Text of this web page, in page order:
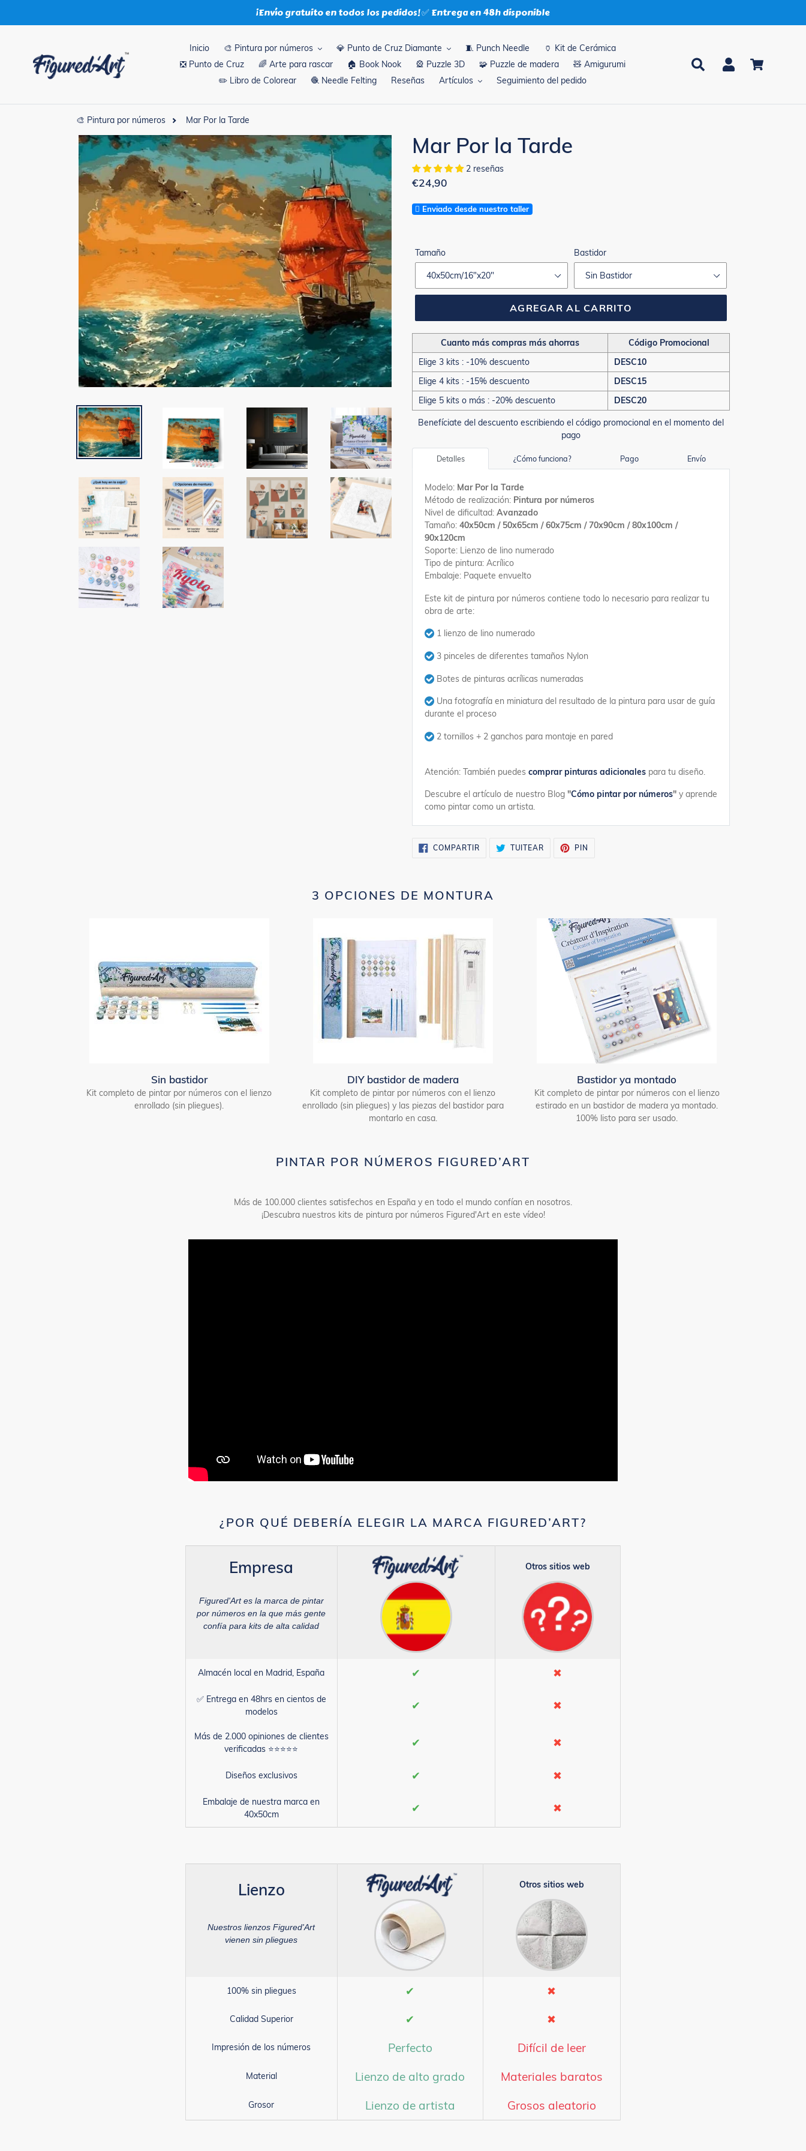
¡Envío gratuito en todos los pedidos! ✅ Entrega en 48h disponible
Inicio 🎨 Pintura por números 💎 Punto de Cruz Diamante 🧵 Punch Needle
🏺 Kit de Cerámica
❎ Punto de Cruz
🌈 Arte para rascar 🏠 Book Nook 🎡 Puzzle 3D 🧩 Puzzle de madera
🧸 Amigurumi
✏️ Libro de Colorear
🧶 Needle Felting Reseñas Artículos Seguimiento del pedido
Buscar Ingresar
🎨 Pintura por números Mar Por la Tarde
Mar Por la Tarde
2 reseñas
Precio
€24,90
Enviado desde nuestro taller
Tamaño Bastidor
AGREGAR AL CARRITO
Cuanto más compras más ahorras
Código Promocional
Elige 3 kits : -10% descuento
DESC10
Elige 4 kits : -15% descuento
DESC15
Elige 5 kits o más : -20% descuento
DESC20
Benefíciate del descuento escribiendo el código promocional en el momento del
pago
Detalles ¿Cómo funciona? Pago Envío
Modelo: Mar Por la Tarde
Método de realización: Pintura por números
Nivel de dificultad: Avanzado
Tamaño: 40x50cm / 50x65cm / 60x75cm / 70x90cm / 80x100cm /
90x120cm
Soporte: Lienzo de lino numerado
Tipo de pintura: Acrílico
Embalaje: Paquete envuelto
Este kit de pintura por números contiene todo lo necesario para realizar tu
obra de arte:
1 lienzo de lino numerado
3 pinceles de diferentes tamaños Nylon
Botes de pinturas acrílicas numeradas
Una fotografía en miniatura del resultado de la pintura para usar de guía
durante el proceso
2 tornillos + 2 ganchos para montaje en pared
Atención: También puedes comprar pinturas adicionales para tu diseño.
Descubre el artículo de nuestro Blog "Cómo pintar por números" y aprende
como pintar como un artista.
COMPARTIRCOMPARTIR
EN
TUITEAR TUITEARPIN
3 OPCIONES DE MONTURA
Sin bastidor
Kit completo de pintar por números con el lienzo
enrollado (sin pliegues).
DIY bastidor de madera
Kit completo de pintar por números con el lienzo
enrollado (sin pliegues) y las piezas del bastidor para
montarlo en casa.
Bastidor ya montado
Kit completo de pintar por números con el lienzo
estirado en un bastidor de madera ya montado.
100% listo para ser usado.
PINTAR POR NÚMEROS FIGURED’ART
Más de 100.000 clientes satisfechos en España y en todo el mundo confían en nosotros.
¡Descubra nuestros kits de pintura por números Figured'Art en este vídeo!
¿POR QUÉ DEBERÍA ELEGIR LA MARCA FIGURED’ART?
Empresa Otros sitios web
Figured'Art es la marca de pintar
por números en la que más gente
confía para kits de alta calidad
Almacén local en Madrid, España ✔ ✖
✅ Entrega en 48hrs en cientos de
modelos
✔ ✖
Más de 2.000 opiniones de clientes
verificadas ⭐⭐⭐⭐⭐
✔ ✖
Diseños exclusivos ✔ ✖
Embalaje de nuestra marca en
40x50cm
✔ ✖
Lienzo Otros sitios web
Nuestros lienzos Figured'Art
vienen sin pliegues
100% sin pliegues ✔ ✖
Calidad Superior ✔ ✖
Impresión de los números Perfecto Difícil de leer
Material Lienzo de alto grado Materiales baratos
Grosor Lienzo de artista Grosos aleatorio